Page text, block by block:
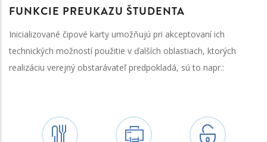
FUNKCIE PREUKAZU ŠTUDENTA
Inicializované čipové karty umožňujú pri akceptovaní ich
technických možností použitie v ďalších oblastiach, ktorých
realizáciu verejný obstarávateľ predpokladá, sú to napr.: